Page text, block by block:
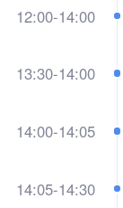
12:00-14:00
13:30-14:00
14:00-14:05
14:05-14:30